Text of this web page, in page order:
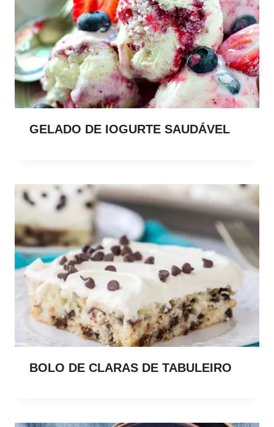
GELADO DE IOGURTE SAUDÁVEL
BOLO DE CLARAS DE TABULEIRO